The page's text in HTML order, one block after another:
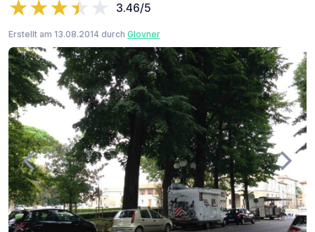
3.46/5
Erstellt am 13.08.2014 durch Glovner